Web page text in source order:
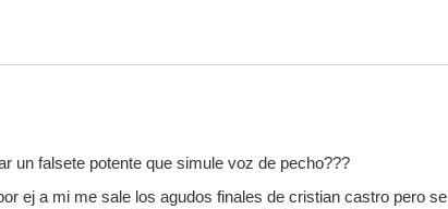
un falsete potente que simule voz de pecho???
ej a mi me sale los agudos finales de cristian castro pero se